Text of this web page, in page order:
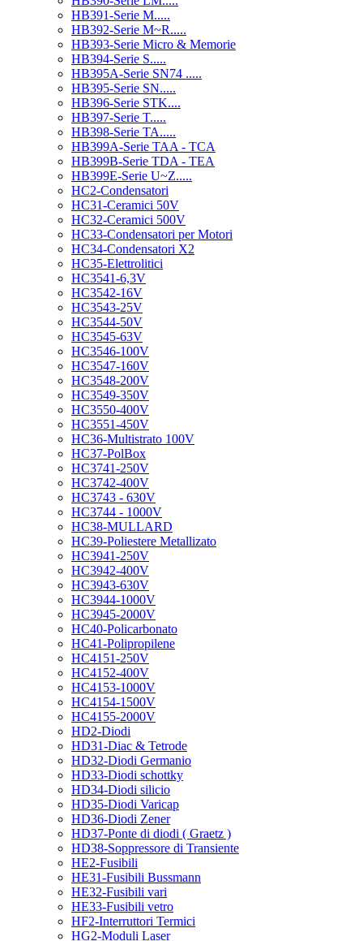
HB391-Serie M.....
HB392-Serie M~R.....
HB393-Serie Micro & Memorie
HB394-Serie S.....
HB395A-Serie SN74 .....
HB395-Serie SN.....
HB396-Serie STK....
HB397-Serie T.....
HB398-Serie TA.....
HB399A-Serie TAA - TCA
HB399B-Serie TDA - TEA
HB399E-Serie U~Z.....
HC2-Condensatori
HC31-Ceramici 50V
HC32-Ceramici 500V
HC33-Condensatori per Motori
HC34-Condensatori X2
HC35-Elettrolitici
HC3541-6,3V
HC3542-16V
HC3543-25V
HC3544-50V
HC3545-63V
HC3546-100V
HC3547-160V
HC3548-200V
HC3549-350V
HC3550-400V
HC3551-450V
HC36-Multistrato 100V
HC37-PolBox
HC3741-250V
HC3742-400V
HC3743 - 630V
HC3744 - 1000V
HC38-MULLARD
HC39-Poliestere Metallizato
HC3941-250V
HC3942-400V
HC3943-630V
HC3944-1000V
HC3945-2000V
HC40-Policarbonato
HC41-Polipropilene
HC4151-250V
HC4152-400V
HC4153-1000V
HC4154-1500V
HC4155-2000V
HD2-Diodi
HD31-Diac & Tetrode
HD32-Diodi Germanio
HD33-Diodi schottky
HD34-Diodi silicio
HD35-Diodi Varicap
HD36-Diodi Zener
HD37-Ponte di diodi ( Graetz )
HD38-Soppressore di Transiente
HE2-Fusibili
HE31-Fusibili Bussmann
HE32-Fusibili vari
HE33-Fusibili vetro
HF2-Interruttori Termici
HG2-Moduli Laser